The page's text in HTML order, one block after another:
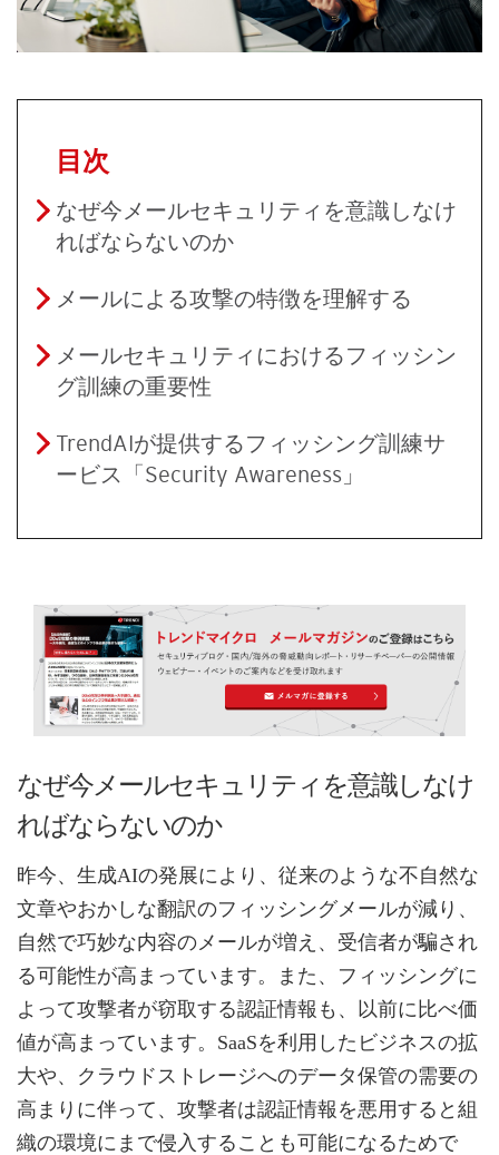
目次
なぜ今メールセキュリティを意識しなけ
ればならないのか
メールによる攻撃の特徴を理解する
メールセキュリティにおけるフィッシン
グ訓練の重要性
TrendAIが提供するフィッシング訓練サ
ービス「Security Awareness」
なぜ今メールセキュリティを意識しなけ
ればならないのか
昨今、生成AIの発展により、従来のような不自然な
文章やおかしな翻訳のフィッシングメールが減り、
自然で巧妙な内容のメールが増え、受信者が騙され
る可能性が高まっています。また、フィッシングに
よって攻撃者が窃取する認証情報も、以前に比べ価
値が高まっています。SaaSを利用したビジネスの拡
大や、クラウドストレージへのデータ保管の需要の
高まりに伴って、攻撃者は認証情報を悪用すると組
織の環境にまで侵入することも可能になるためで